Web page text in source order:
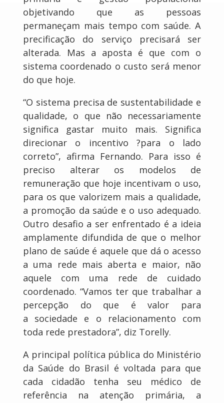
objetivando que as pessoas
permaneçam mais tempo com saúde. A
precificação do serviço precisará ser
alterada. Mas a aposta é que com o
sistema coordenado o custo será menor
do que hoje.
“O sistema precisa de sustentabilidade e
qualidade, o que não necessariamente
significa gastar muito mais. Significa
direcionar o incentivo ?para o lado
correto”, afirma Fernando. Para isso é
preciso alterar os modelos de
remuneração que hoje incentivam o uso,
para os que valorizem mais a qualidade,
a promoção da saúde e o uso adequado.
Outro desafio a ser enfrentado é a ideia
amplamente difundida de que o melhor
plano de saúde é aquele que dá o acesso
a uma rede mais aberta e maior, não
aquele com uma rede de cuidado
coordenado. “Vamos ter que trabalhar a
percepção do que é valor para
a sociedade e o relacionamento com
toda rede prestadora”, diz Torelly.
A principal política pública do Ministério
da Saúde do Brasil é voltada para que
cada cidadão tenha seu médico de
referência na atenção primária, a